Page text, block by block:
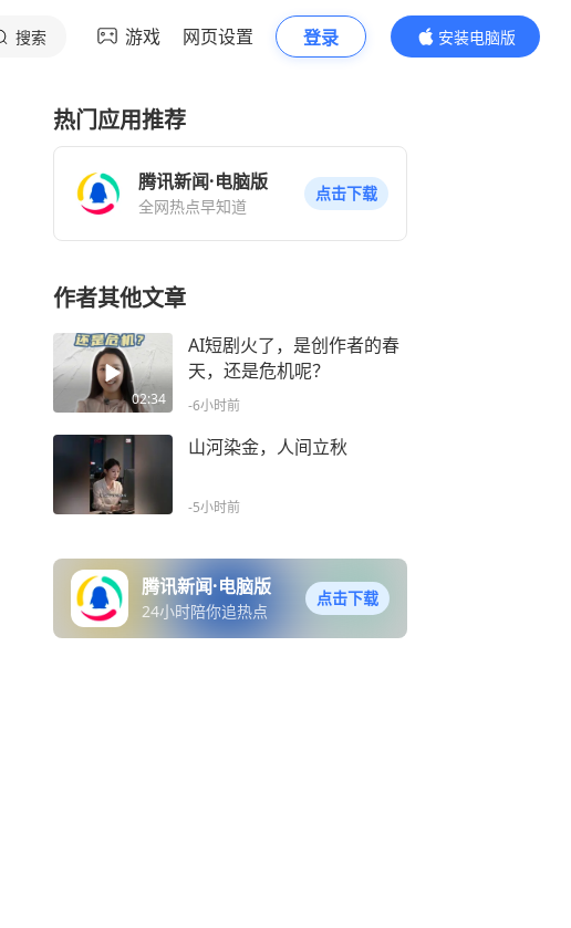
搜索 游戏 网页设置 登录
安装电脑版
内容更精彩
热门应用推荐
腾讯新闻·电脑版
全网热点早知道
点击下载
作者其他文章
02:34
AI短剧火了，是创作者的春
天，还是危机呢？
-6小时前
山河染金，人间立秋
-5小时前
腾讯新闻·电脑版
24小时陪你追热点
点击下载